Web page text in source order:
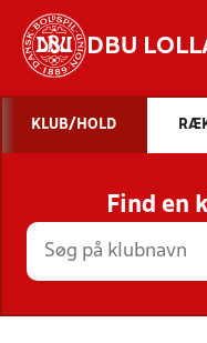
DBU
STILLINGER,
KLUB/HOLD
Find en